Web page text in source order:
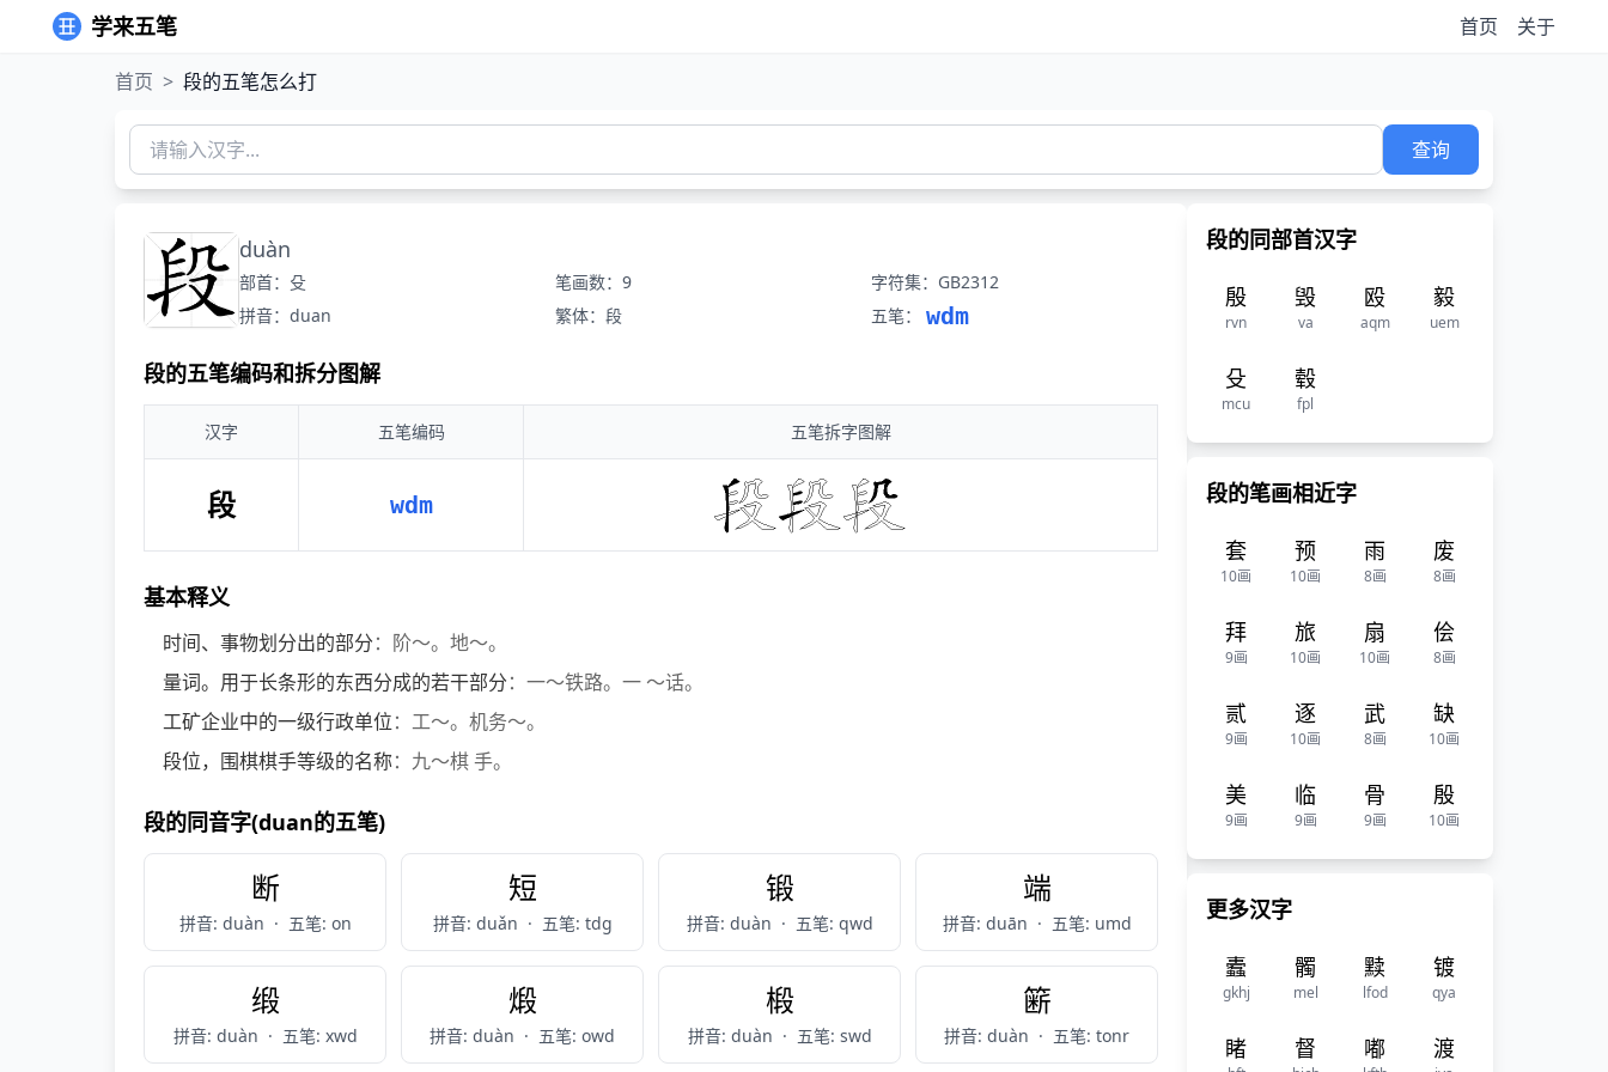
学来五笔 首页 关于
首页 > 段的五笔怎么打
查询
duàn
部首：殳 笔画数：9
字符集：GB2312
拼音：duan
繁体：段 五笔：
wdm
段的五笔编码和拆分图解
汉字 五笔编码 五笔拆字图解
段 wdm
基本释义
时间、事物划分出的部分：阶～。地～。
量词。用于长条形的东西分成的若干部分：一～铁路。一 ～话。
工矿企业中的一级行政单位：工～。机务～。
段位，围棋棋手等级的名称：九～棋 手。
段的同音字(duan的五笔)
断
拼音: duàn · 五笔: on
短
拼音: duǎn · 五笔: tdg
锻
拼音: duàn · 五笔: qwd
端
拼音: duān · 五笔: umd
缎
拼音: duàn · 五笔: xwd
煅
拼音: duàn · 五笔: owd
椴
拼音: duàn · 五笔: swd
簖
拼音: duàn · 五笔: tonr
段的同部首汉字
殷
rvn
毁
va
殴
aqm
毅
uem
殳
mcu
毂
fpl
段的笔画相近字
套
10画
预
10画
雨
8画
废
8画
拜
9画
旅
10画
扇
10画
侩
8画
贰
9画
逐
10画
武
8画
缺
10画
美
9画
临
9画
骨
9画
殷
10画
更多汉字
蠹
gkhj
髑
mel
黩
lfod
镀
qya
睹 督 嘟 渡